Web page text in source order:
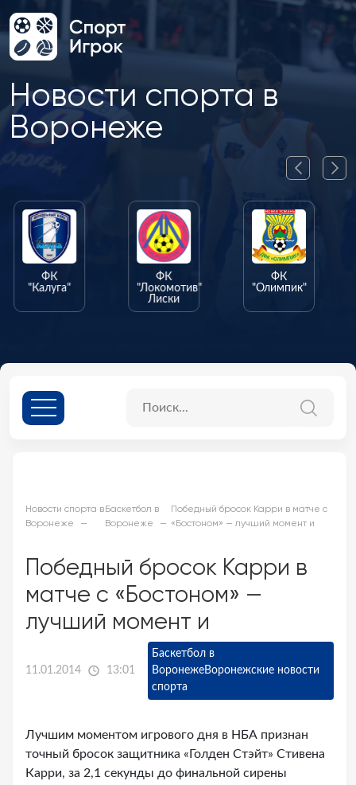
Новости спорта в
Воронеже
ФК
"Калуга"
ФК
"Локомотив"
Лиски
ФК
"Олимпик"
Новости спорта в
Воронеже
Баскетбол в
Воронеже
Победный бросок Карри в матче с
«Бостоном» — лучший момент и
Победный бросок Карри в
матче с «Бостоном» —
лучший момент и
11.01.2014 13:01
Баскетбол в
ВоронежеВоронежские новости
спорта
Лучшим моментом игрового дня в НБА признан
точный бросок защитника «Голден Стэйт» Стивена
Карри, за 2,1 секунды до финальной сирены